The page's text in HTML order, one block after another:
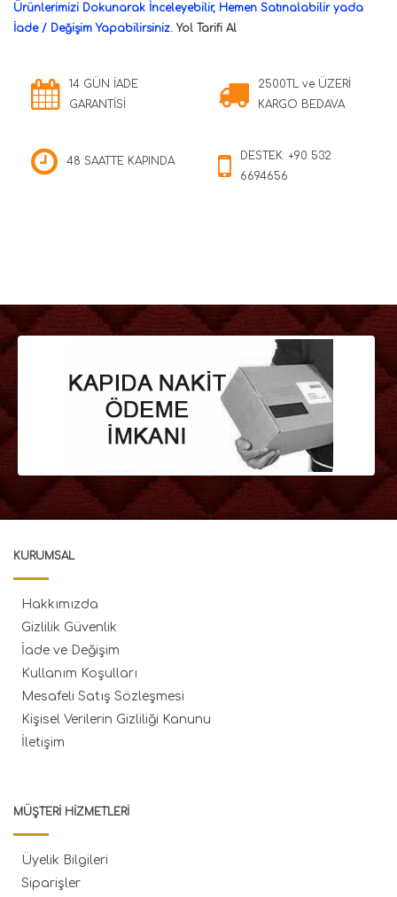
Ürünlerimizi Dokunarak İnceleyebilir, Hemen Satınalabilir yada
İade / Değişim Yapabilirsiniz.Yol Tarifi Al
14 GÜN İADE
GARANTİSİ
2500TL ve ÜZERİ
KARGO BEDAVA
48 SAATTE KAPINDA
DESTEK: +90 532
6694656
KURUMSAL
Hakkımızda
Gizlilik Güvenlik
İade ve Değişim
Kullanım Koşulları
Mesafeli Satış Sözleşmesi
Kişisel Verilerin Gizliliği Kanunu
İletişim
MÜŞTERI HIZMETLERI
Üyelik Bilgileri
Siparişler